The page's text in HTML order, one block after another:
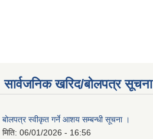
सार्वजनिक खरिद/बोलपत्र सूचना
बोलपत्र स्वीकृत गर्ने आशय सम्बन्धी सूचना ।
मिति: 06/01/2026 - 16:56